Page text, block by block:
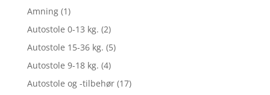
Amning (1)
Autostole 0-13 kg. (2)
Autostole 15-36 kg. (5)
Autostole 9-18 kg. (4)
Autostole og -tilbehør (17)